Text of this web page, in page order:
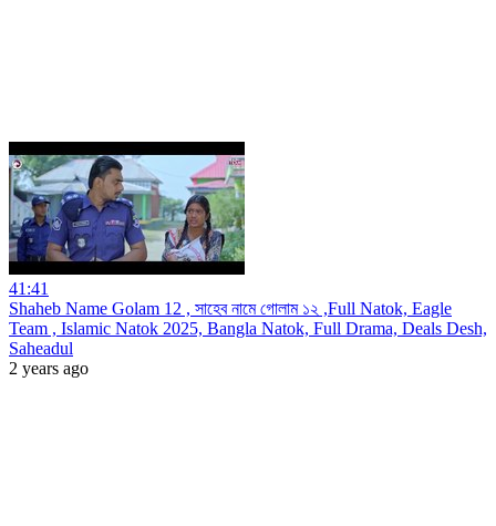
41:41
Shaheb Name Golam 12 , সাহেব নামে গোলাম ১২ ,Full Natok, Eagle
Team , Islamic Natok 2025, Bangla Natok, Full Drama, Deals Desh,
Saheadul
2 years ago